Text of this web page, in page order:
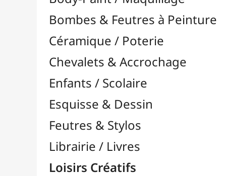
Feutres & Stylos
Librairie / Livres
Loisirs Créatifs
Accessoires en Bois
Accessoires en Plastique
Accessoires pour Bijoux
Aiguilles & Couture

Agrafeuses Simples et Murales 
Aimants
Bougies
Boutons & Button Press
Clous / Pointes / Épingles